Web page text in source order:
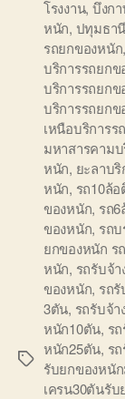
Tags
โรงงาน, บึงก
หนัก, ปทุมธา
รถยกของหนัก,
บริการรถยกข
บริการรถยกข
บริการรถยกข
เหนือบริการ
มหาสารคาม
หนัก, ยะลาบ
หนัก, รถ10ล้
ของหนัก, รถ
ของหนัก, รถ
ยกของหนัก ร
หนัก, รถรับจ้
ของหนัก, รถ
3ตัน, รถรับจ้
หนัก10ตัน, ร
หนัก25ตัน, ร
รับยกของหนั
เครน30ตันรั